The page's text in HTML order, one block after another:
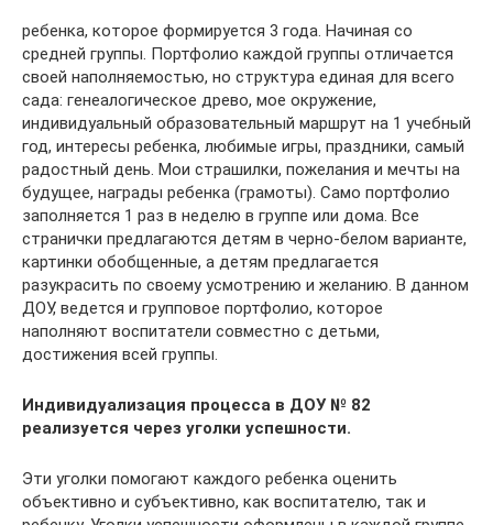
ребенка, которое формируется 3 года. Начиная со
средней группы. Портфолио каждой группы отличается
своей наполняемостью, но структура единая для всего
сада: генеалогическое древо, мое окружение,
индивидуальный образовательный маршрут на 1 учебный
год, интересы ребенка, любимые игры, праздники, самый
радостный день. Мои страшилки, пожелания и мечты на
будущее, награды ребенка (грамоты). Само портфолио
заполняется 1 раз в неделю в группе или дома. Все
странички предлагаются детям в черно-белом варианте,
картинки обобщенные, а детям предлагается
разукрасить по своему усмотрению и желанию. В данном
ДОУ, ведется и групповое портфолио, которое
наполняют воспитатели совместно с детьми,
достижения всей группы.
Индивидуализация процесса в ДОУ № 82
реализуется через уголки успешности.
Эти уголки помогают каждого ребенка оценить
объективно и субъективно, как воспитателю, так и